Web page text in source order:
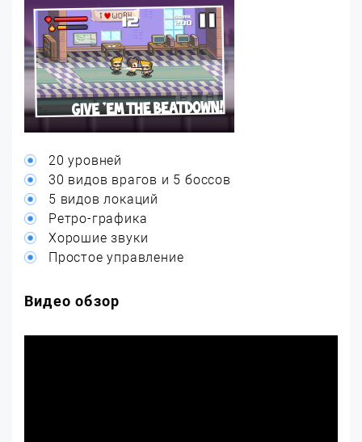
20 уровней
30 видов врагов и 5 боссов
5 видов локаций
Ретро-графика
Хорошие звуки
Простое управление
Видео обзор